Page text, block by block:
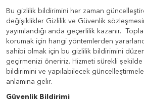
Bu gizlilik bildirimini her zaman
değişiklikler Gizlilik ve Güvenlik
yayımlandığı anda geçerlilik kazanır.
korumak için hangi yöntemlerden
sahibi olmak için bu gizlilik bildirimini
geçirmenizi öneririz. Hizmeti sürekli
bildirimini ve yapılabilecek
anlamına gelir.
Güvenlik Bildirimi